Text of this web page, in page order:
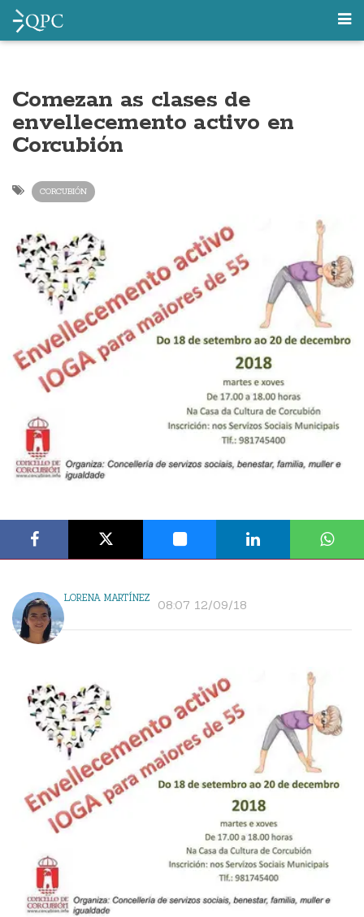
Comezan as clases de
envellecemento activo en
Corcubión
CORCUBIÓN
LORENA MARTÍNEZ 08:07 12/09/18